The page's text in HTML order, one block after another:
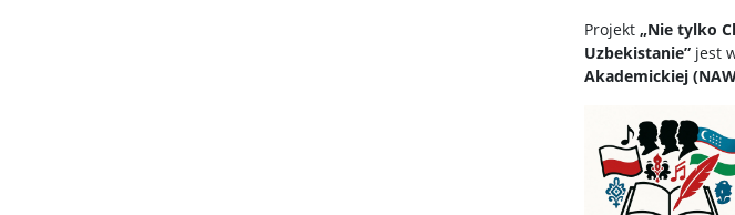
Projekt „Nie tylko
Uzbekistanie”jest
Akademickiej